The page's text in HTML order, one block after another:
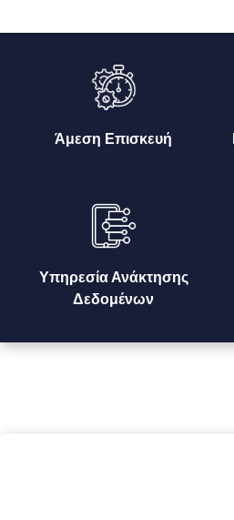
Άμεση Επισκευή
Υπηρεσία Ανάκτησης
Δεδομένων